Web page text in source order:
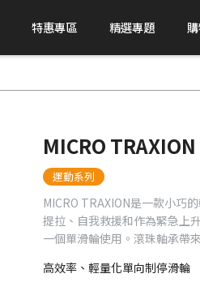
特惠專區 精選專題
MICRO TRAXION
運動系列
MICRO TRAXION是一款小巧
提拉、自我救援和作為緊急上
一個單滑輪使用。滾珠軸承帶
高效率、輕量化單向制停滑輪